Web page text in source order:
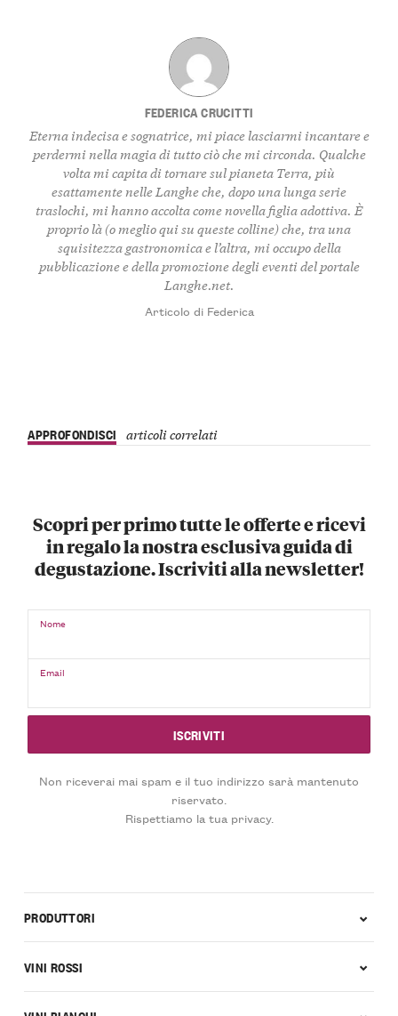
FEDERICA CRUCITTI
Eterna indecisa e sognatrice, mi piace lasciarmi incantare e
perdermi nella magia di tutto ciò che mi circonda. Qualche
volta mi capita di tornare sul pianeta Terra, più
esattamente nelle Langhe che, dopo una lunga serie
traslochi, mi hanno accolta come novella figlia adottiva. È
proprio là (o meglio qui su queste colline) che, tra una
squisitezza gastronomica e l’altra, mi occupo della
pubblicazione e della promozione degli eventi del portale
Langhe.net.
Articolo di Federica
APPROFONDISCI articoli correlati
Scopri per primo tutte le offerte e ricevi
in regalo la nostra esclusiva guida di
degustazione. Iscriviti alla newsletter!
Nome
Email
Non riceverai mai spam e il tuo indirizzo sarà mantenuto
riservato.
Rispettiamo la tua privacy.
PRODUTTORI
VINI ROSSI